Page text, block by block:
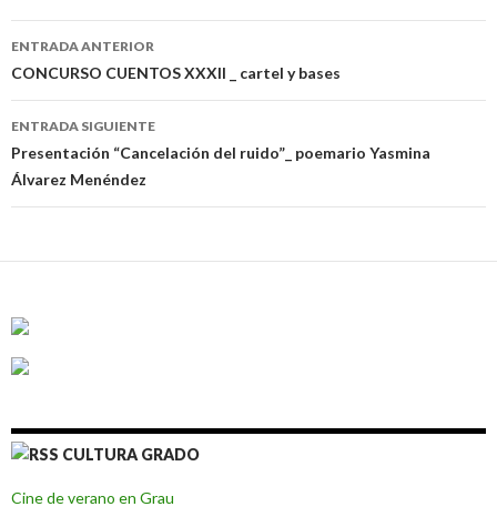
Navegación
de
entradas
ENTRADA ANTERIOR
CONCURSO CUENTOS XXXII _ cartel y bases
ENTRADA SIGUIENTE
Presentación “Cancelación del ruido”_ poemario Yasmina
Álvarez Menéndez
CULTURA GRADO
Cine de verano en Grau